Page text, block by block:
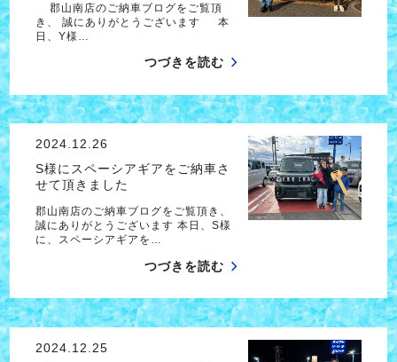
郡山南店のご納車ブログをご覧頂
き、 誠にありがとうございます 本
日、Y様…
つづきを読む
2024.12.26
S様にスペーシアギアをご納車さ
せて頂きました
郡山南店のご納車ブログをご覧頂き、
誠にありがとうございます 本日、S様
に、スペーシアギアを…
つづきを読む
2024.12.25